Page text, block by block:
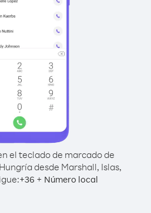
el teclado de marcado de
desde Marshall, Islas,
+36 + Número local